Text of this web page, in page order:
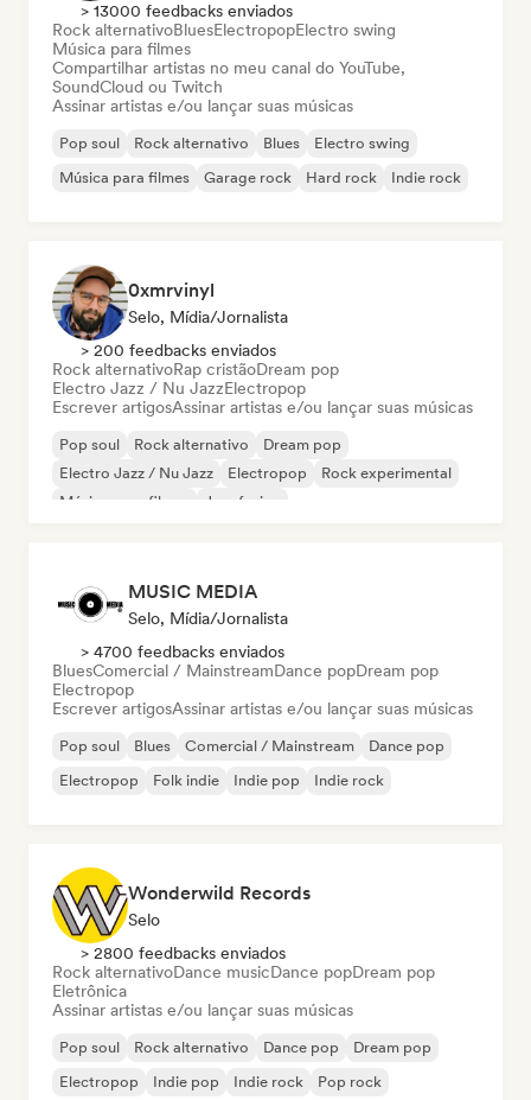
> 13000 feedbacks enviados
Rock alternativoBluesElectropopElectro swing
Música para filmes
Compartilhar artistas no meu canal do YouTube,
SoundCloud ou Twitch
Assinar artistas e/ou lançar suas músicas
Pop soul Rock alternativo Blues
Electro swing
Música para filmes
Garage rock Hard rock Indie rock
0xmrvinyl
Selo, Mídia/Jornalista
> 200 feedbacks enviados
Rock alternativoRap cristãoDream pop
Electro Jazz / Nu JazzElectropop
Escrever artigosAssinar artistas e/ou lançar suas músicas
Pop soul Rock alternativo
Dream pop
Electro Jazz / Nu Jazz
Electropop
Rock experimental
Música para filmes
Jazz fusion
MUSIC MEDIA
Selo, Mídia/Jornalista
> 4700 feedbacks enviados
BluesComercial / MainstreamDance popDream pop
Electropop
Escrever artigosAssinar artistas e/ou lançar suas músicas
Pop soul Blues Comercial / Mainstream
Dance pop
Electropop
Folk indie Indie pop Indie rock
Wonderwild Records
Selo
> 2800 feedbacks enviados
Rock alternativoDance musicDance popDream pop
Eletrônica
Assinar artistas e/ou lançar suas músicas
Pop soul Rock alternativo Dance pop
Dream pop
Electropop
Indie pop Indie rock Pop rock